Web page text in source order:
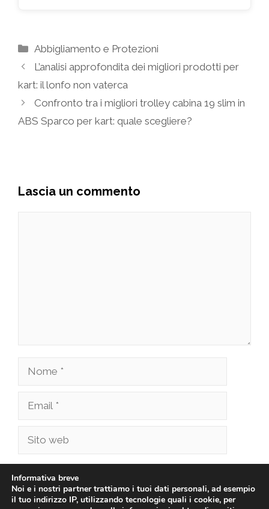
Categorie
Abbigliamento e Protezioni
L’analisi approfondita dei migliori prodotti per
kart: il lonfo non vaterca
Confronto tra i migliori trolley cabina 19 slim in
ABS Sparco per kart: quale scegliere?
Lascia un commento
Nome
Email
Sito
browser per la prossima volta che commento.
Informativa breve
Noi e i nostri partner trattiamo i tuoi dati personali, ad esempio
il tuo indirizzo IP, utilizzando tecnologie quali i cookie, per